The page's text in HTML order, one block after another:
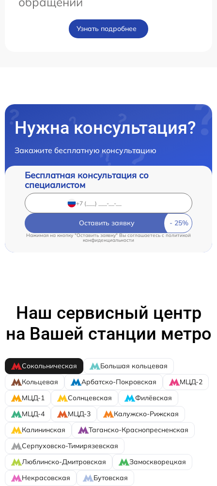
Узнать подробнее
Нужна консультация?
Закажите бесплатную консультацию
Бесплатная консультация со
специалистом
Оставить заявку
Нажимая на кнопку "Оставить заявку" Вы соглашаетесь cполитикой
конфиденциальности
Наш сервисный центр
на Вашей станции метро
Сокольническая
Большая кольцевая
Кольцевая
Арбатско-Покровская
МЦД-2
МЦД-1
Солнцевская
Филёвская
МЦД-4
МЦД-3
Калужско-Рижская
Калининская
Таганско-Краснопресненская
Серпуховско-Тимирязевская
Люблинско-Дмитровская
Замоскворецкая
Некрасовская
Бутовская